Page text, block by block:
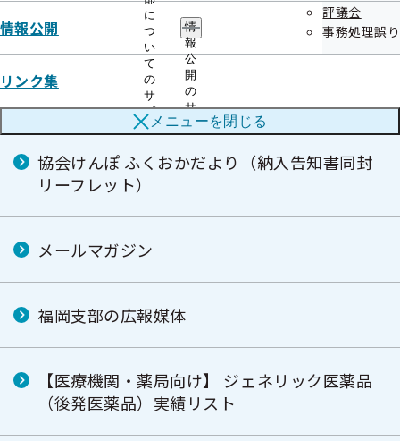
に
つ
い
て
の
サ
ブ
メ
ュ
情報公開
情
報
公
開
の
サ
ブ
メ
ニ
ュ
評議会
事務処理誤り
リンク集
メニューを閉じる
広報
協会けんぽ ふくおかだより（納入告知書同封
リーフレット）
メールマガジン
福岡支部の広報媒体
【医療機関・薬局向け】 ジェネリック医薬品
（後発医薬品）実績リスト